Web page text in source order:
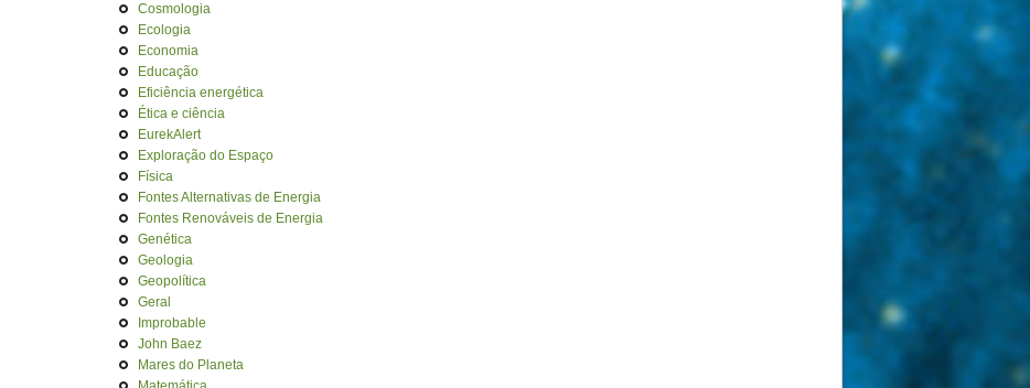
Cosmologia
Ecologia
Economia
Educação
Eficiência energética
Ética e ciência
EurekAlert
Exploração do Espaço
Física
Fontes Alternativas de Energia
Fontes Renováveis de Energia
Genética
Geologia
Geopolítica
Geral
Improbable
John Baez
Mares do Planeta